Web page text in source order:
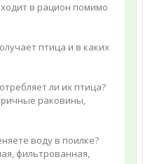
в рацион помимо
птица и в каких
ли их птица?
раковины,
воду в поилке?
фильтрованная,